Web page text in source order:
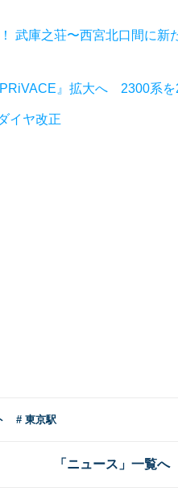
武庫之荘〜西宮北口間に
』拡大へ 2300系を
イヤ改正
# 東京駅
「ニュース」一覧へ